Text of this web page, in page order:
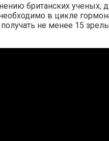
британских ученых,
в цикле
не менее 15